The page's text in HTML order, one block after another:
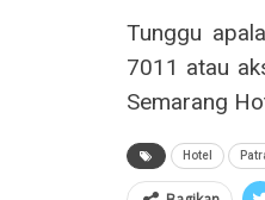
Tunggu
7011 atau
Semarang
Hotel